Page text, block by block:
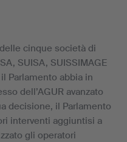
cinque società di
SUISA, SUISSIMAGE
Parlamento abbia in
dell’AGUR avanzato
decisione, il Parlamento
interventi aggiuntisi a
gli operatori